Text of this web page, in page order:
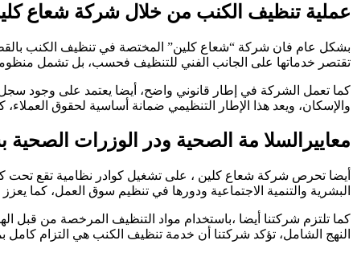
عملية تنظيف الكنب من خلال شركة شعاع
بشكل عام فان شركة “شعاع كلين” المختصة في تنظيف الكنب
تقتصر خدماتها على الجانب الفني للتنظيف فحسب، بل تشمل منظومة
كما تعمل الشركة في إطار قانوني واضح، أيضا يعتمد على وجود
والإسكان، ويعد هذا الإطار التنظيمي ضمانة أساسية لحقوق
معاييرالسلا مة الصحية ودر الوزرات
أيضا تحرص شركة شعاع كلين ، على تشغيل كوادر نظامية تقع تحت
البشرية والتنمية الاجتماعية ودورها في تنظيم سوق العمل، كما يعزز
كما تلتزم شركتنا أيضا ،باستخدام مواد التنظيف المرخصة من قبل
النهج الشامل، تؤكد شركتنا أن خدمة تنظيف الكنب هي التزام كامل